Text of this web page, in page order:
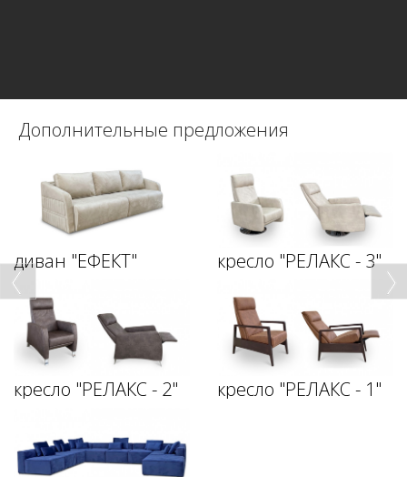
Дополнительные предложения
диван "ЕФЕКТ" кресло "РЕЛАКС - 3"
кресло "РЕЛАКС - 2" кресло "РЕЛАКС - 1"